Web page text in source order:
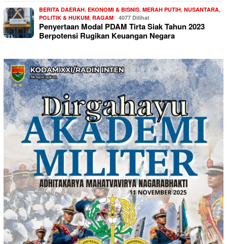
BERITA DAERAH, EKONOMI & BISNIS, MERAH PUTIH, NUSANTARA,
POLITIK & HUKUM, RAGAM 4077 Dilihat
Penyertaan Modal PDAM Tirta Siak Tahun 2023
Berpotensi Rugikan Keuangan Negara